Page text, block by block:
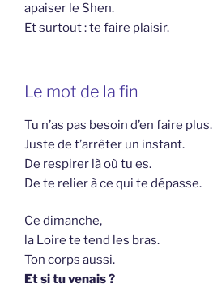
apaiser le Shen.
Et surtout : te faire plaisir.
Le mot de la fin
Tu n’as pas besoin d’en faire plus.
Juste de t’arrêter un instant.
De respirer là où tu es.
De te relier à ce qui te dépasse.
Ce dimanche,
la Loire te tend les bras.
Ton corps aussi.
Et si tu venais ?